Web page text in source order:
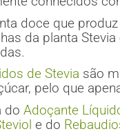
doce que
da planta
de Stevia são
pelo que
do Adoçante
e do